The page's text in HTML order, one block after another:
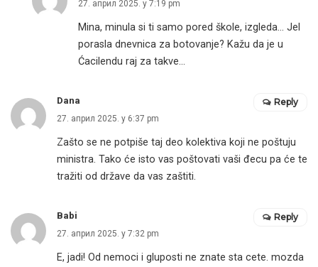
27. април 2025. у 7:19 pm
Mina, minula si ti samo pored škole, izgleda… Jel
porasla dnevnica za botovanje? Kažu da je u
Ćacilendu raj za takve…
Dana
27. април 2025. у 6:37 pm
Zašto se ne potpiše taj deo kolektiva koji ne poštuju
ministra. Tako će isto vas poštovati vaši đecu pa će te
tražiti od države da vas zaštiti.
Reply
Babi
27. април 2025. у 7:32 pm
E, jadi! Od nemoci i gluposti ne znate sta cete. mozda
Reply